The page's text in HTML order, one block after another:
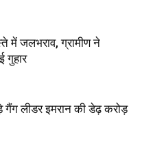
में जलभराव, ग्रामीण ने
गुहार
गैंग लीडर इमरान की डेढ़ करोड़